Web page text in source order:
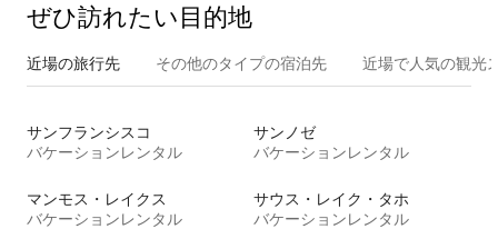
ぜひ訪⁠れ⁠た⁠い目⁠的⁠地
近場の旅行先 その他のタ⁠イ⁠プ⁠の宿⁠泊⁠先 近場で人気の観光
サンフランシスコ
バケーションレンタル
サンノゼ
バケーションレンタル
マンモス・レイクス
バケーションレンタル
サウス・レイク・タホ
バケーションレンタル